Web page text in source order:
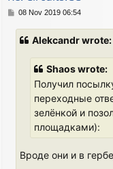
P08 Nov 2019 06:54
Alekcandr wrote:
Shaos wrote:
Получил
переходные
зелёнкой и
площадками):
Вроде они и в